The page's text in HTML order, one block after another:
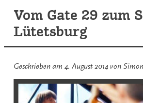
Vom Gate 29 zum
Lütetsburg
Geschrieben am 4. August 2014 von Simon